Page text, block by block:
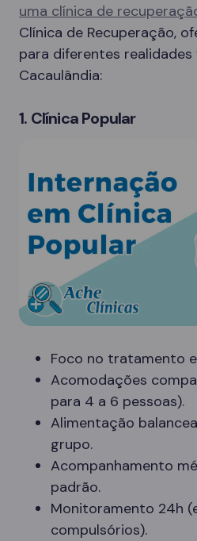
uma clínica de
Clínica de Recuperação,
para diferentes realidades
Cacaulândia:
1. Clínica Popular
Foco no tratamento
Acomodações
para 4 a 6 pessoas).
Alimentação
grupo.
Acompanhamento
padrão.
Monitoramento 24h
compulsórios).